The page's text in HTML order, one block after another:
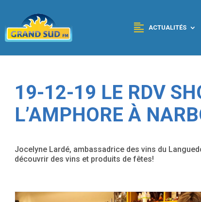
ACTUALITÉS
19-12-19 LE RDV
L’AMPHORE À
Jocelyne Lardé, ambassadrice des vins du
découvrir des vins et produits de fêtes!